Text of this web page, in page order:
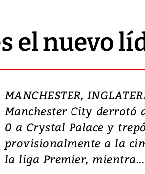
el nuevo
MANCHESTER,
Manchester City derrotó
0 a Crystal Palace y trepó
provisionalmente a la
la liga Premier, mientra...
Video: Lula lanza
candidatura con
promesas de
en defensa,
tierras raras